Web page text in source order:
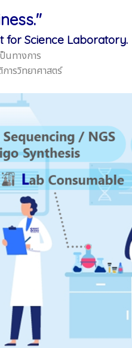
for Science Laboratory.
นทางการ
ารวิทยาศาสตร์